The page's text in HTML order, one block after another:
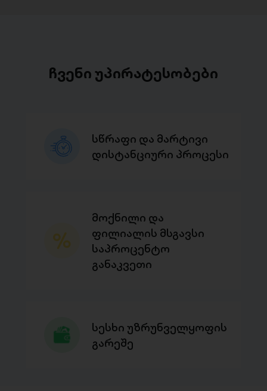
ჩვენი უპირატესობები
სწრაფი და მარტივი
დისტანციური პროცესი
მოქნილი და
ფილიალის მსგავსი
საპროცენტო
განაკვეთი
სესხი უზრუნველყოფის
გარეშე